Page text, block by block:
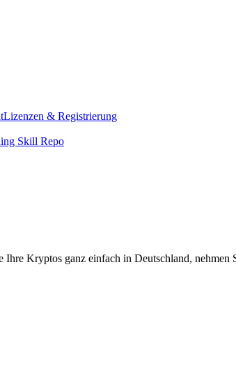
Lizenzen & Registrierung
Skill Repo
Kryptos ganz einfach in Deutschland,